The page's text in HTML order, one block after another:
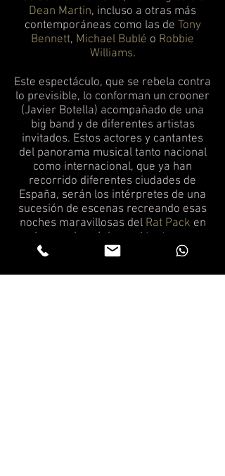
Dean Martin, incluso a otras más
contemporáneas como las de Tony
Bennett, Michael Bublé o Robbie
Williams.
Este espectáculo, que se rebela contra
lo previsible, lo conforman un crooner
(Javier Botella) acompañado de una
big band y de diferentes artistas
invitados. Estos actores y cantantes
del panorama musical tanto nacional
como internacional, que ya han
recorrido diferentes ciudades de
España, serán los intérpretes de una
sucesión de escenas recreando esas
noches maravillosas del Rat Pack en
las que la música y el teatro se
retroalimentan.